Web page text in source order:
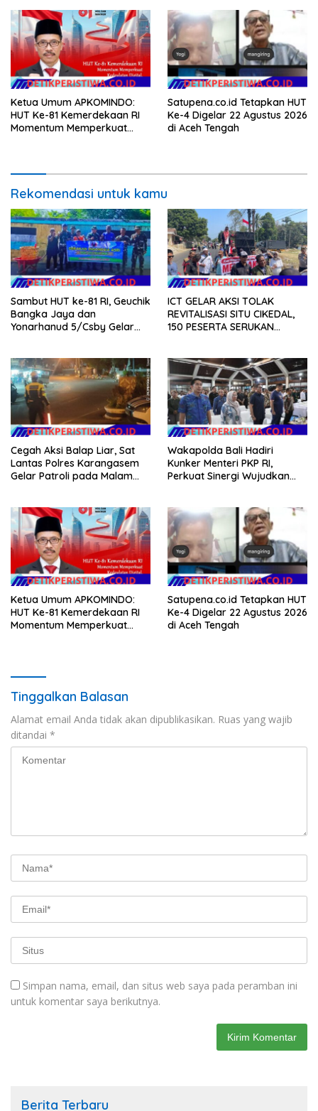
Ketua Umum APKOMINDO:
HUT Ke-81 Kemerdekaan RI
Momentum Memperkuat
Emas 2045
Satupena.co.id Tetapkan HUT
Ke-4 Digelar 22 Agustus 2026
di Aceh Tengah
Rekomendasi untuk kamu
Sambut HUT ke-81 RI, Geuchik
Bangka Jaya dan
Yonarhanud 5/Csby Gelar
ICT GELAR AKSI TOLAK
REVITALISASI SITU CIKEDAL,
150 PESERTA SERUKAN
Cegah Aksi Balap Liar, Sat
Lantas Polres Karangasem
Gelar Patroli pada Malam
Wakapolda Bali Hadiri
Kunker Menteri PKP RI,
Perkuat Sinergi Wujudkan
Ketua Umum APKOMINDO:
HUT Ke-81 Kemerdekaan RI
Momentum Memperkuat
Emas 2045
Satupena.co.id Tetapkan HUT
Ke-4 Digelar 22 Agustus 2026
di Aceh Tengah
Tinggalkan Balasan
Alamat email Anda tidak akan dipublikasikan. Ruas yang wajib
ditandai *
Simpan nama, email, dan situs web saya pada peramban ini
untuk komentar saya berikutnya.
Berita Terbaru